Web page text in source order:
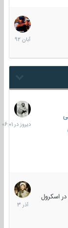
22
آبان
1392
دیروز
در
06:01
اسکرول
7
آذر
1403